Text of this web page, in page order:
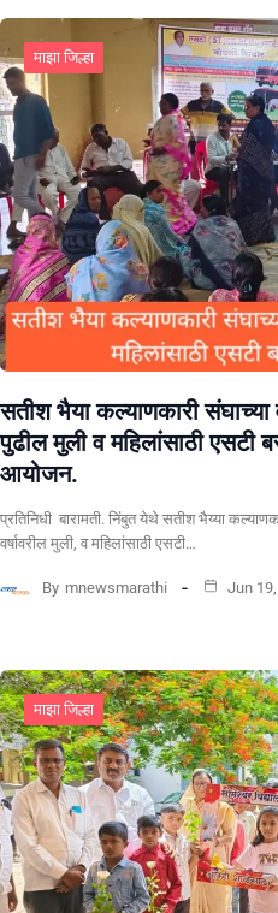
माझा जिल्हा
सतीश भैया कल्याणकारी संघाच्या
पुढील मुली व महिलांसाठी एसटी
आयोजन.
प्रतिनिधी बारामती. निंबुत येथे सतीश भैय्या
वर्षावरील मुली, व महिलांसाठी एसटी…
By mnewsmarathi Jun
माझा जिल्हा